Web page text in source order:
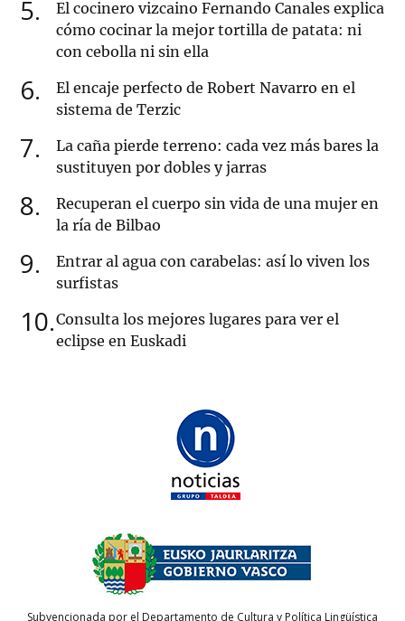
5
El cocinero vizcaino Fernando Canales explica
cómo cocinar la mejor tortilla de patata: ni
con cebolla ni sin ella
6
El encaje perfecto de Robert Navarro en el
sistema de Terzic
7
La caña pierde terreno: cada vez más bares la
sustituyen por dobles y jarras
8
Recuperan el cuerpo sin vida de una mujer en
la ría de Bilbao
9
Entrar al agua con carabelas: así lo viven los
surfistas
10 Consulta los mejores lugares para ver el
eclipse en Euskadi
Subvencionada por el Departamento de Cultura y Política Lingüística